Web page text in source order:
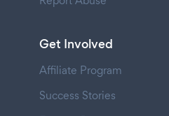
Get Involved
Affiliate Program
Success Stories